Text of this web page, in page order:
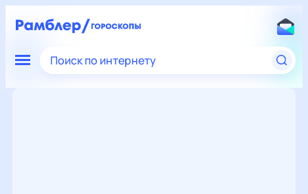
Поиск по интернету